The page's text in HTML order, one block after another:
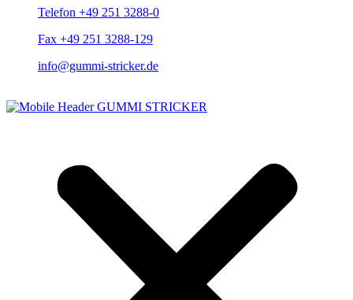
Telefon +49 251 3288-0
Fax +49 251 3288-129
info@gummi-stricker.de